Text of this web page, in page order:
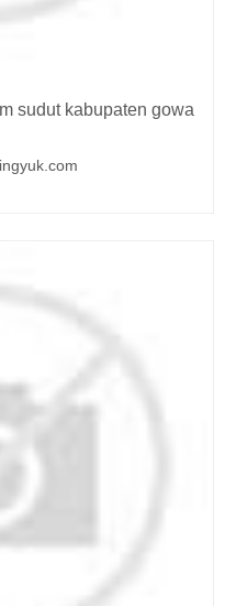
sudut kabupaten gowa